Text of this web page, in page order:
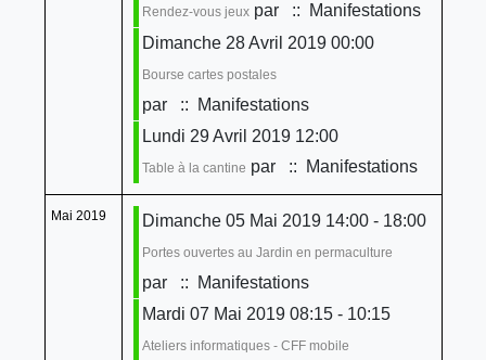
Rendez-vous jeuxpar
:: Manifestations
Dimanche 28 Avril 2019 00:00
Bourse cartes postales
par
:: Manifestations
Lundi 29 Avril 2019 12:00
Table à la cantine par :: Manifestations
Mai 2019 Dimanche 05 Mai 2019 14:00 - 18:00
Portes ouvertes au Jardin en permaculture
par
:: Manifestations
Mardi 07 Mai 2019 08:15 - 10:15
Ateliers informatiques - CFF mobile